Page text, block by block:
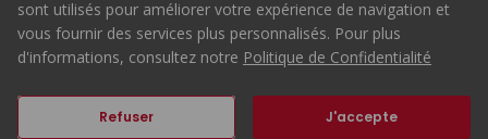
sont utilisés pour améliorer votre expérience de navigation et
vous fournir des services plus personnalisés. Pour plus
d'informations, consultez notre Politique de Confidentialité
Refuser J'accepte